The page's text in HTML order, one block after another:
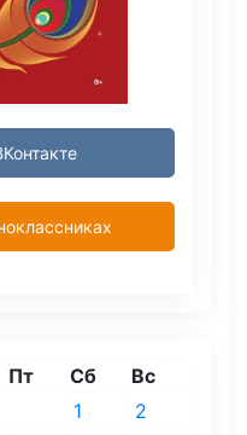
Пт Сб Вс
1
2